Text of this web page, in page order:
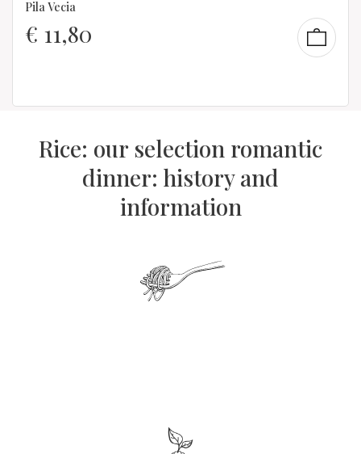
Pila Vecia
€ 11,80
Rice: our selection romantic
dinner: history and
information